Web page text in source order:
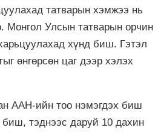
татварын хэмжээ нь
Монгол Улсын татварын орчин
хүнд биш. Гэтэл
өнгөрсөн цаг дээр хэлэх
ААН-ийн тоо нэмэгдэх биш
тэднээс даруй 10 дахин